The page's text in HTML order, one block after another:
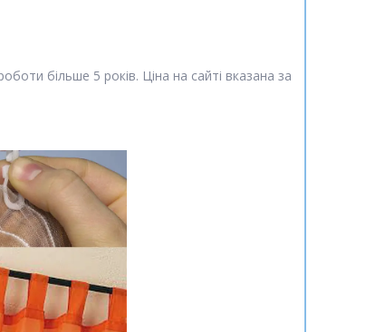
більше 5 років. Ціна на сайті вказана за